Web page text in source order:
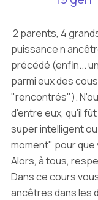
2 parents, 4
puissance n
précédé (enfin...
parmi eux des
"rencontrés").
d'entre eux, qu'il
super intelligent
moment" pour que
Alors, à tous,
Dans ce cours
ancêtres dans les